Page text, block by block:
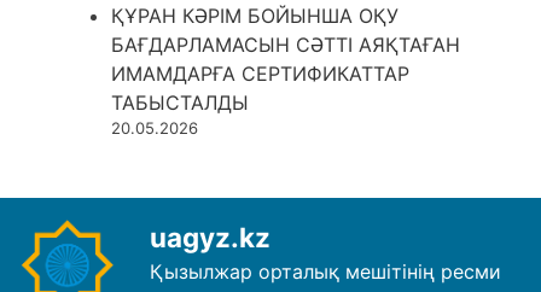
ҚҰРАН КӘРІМ БОЙЫНША ОҚУ
БАҒДАРЛАМАСЫН СӘТТІ АЯҚТАҒАН
ИМАМДАРҒА СЕРТИФИКАТТАР
ТАБЫСТАЛДЫ
20.05.2026
uagyz.kz
Қызылжар орталық мешітінің ресми